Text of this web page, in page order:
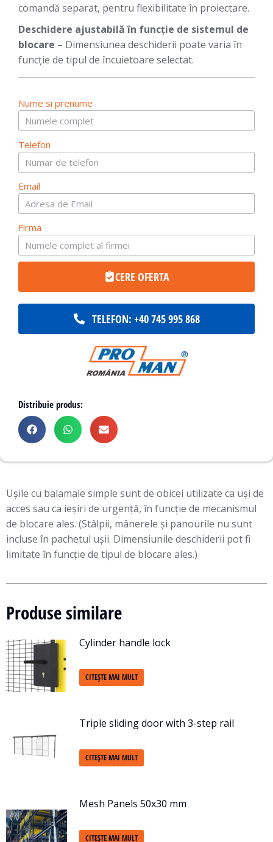
comandă separat, pentru flexibilitate în proiectare.
Deschidere ajustabilă în funcție de sistemul de
blocare – Dimensiunea deschiderii poate varia în
funcție de tipul de încuietoare selectat.
Nume si prenume
Telefon
Email
Firma
CERE OFERTA
TELEFON: +40 745 995 868
Distribuie produs:
Ușile cu balamale simple sunt de obicei utilizate ca uși de
acces sau ca ieșiri de urgență, în funcție de mecanismul
de blocare ales. (Stâlpii, mânerele și panourile nu sunt
incluse în pachetul ușii. Dimensiunile deschiderii pot fi
limitate în funcție de tipul de blocare ales.)
Produse similare
Cylinder handle lock
CITEȘTE MAI MULT
Triple sliding door with 3-step rail
CITEȘTE MAI MULT
Mesh Panels 50x30 mm
CITEȘTE MAI MULT